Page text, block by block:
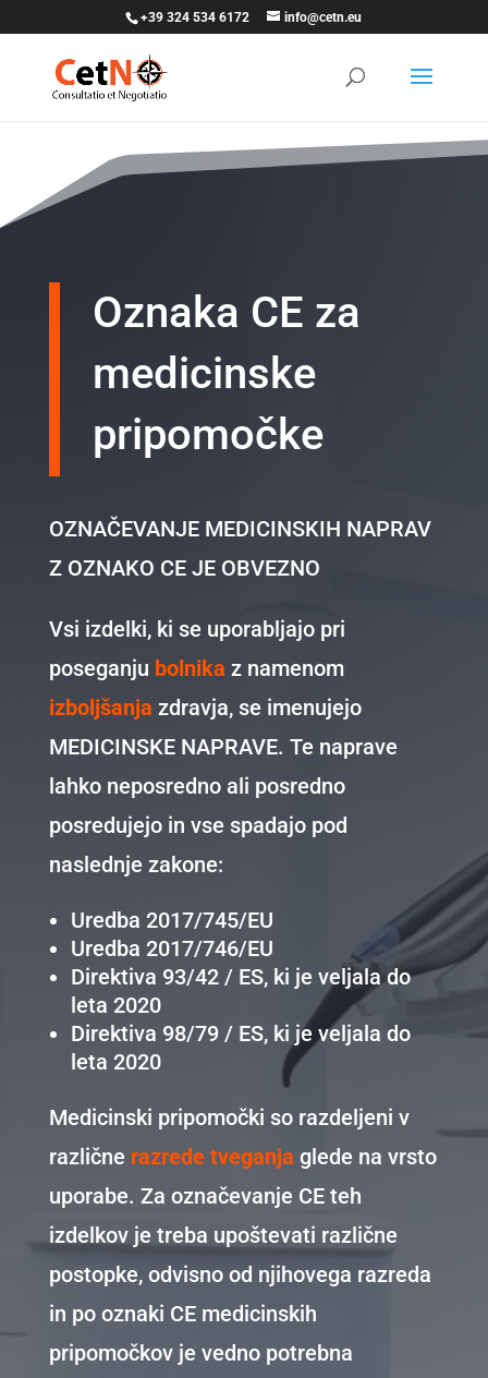
+39 324 534 6172 info@cetn.eu
Oznaka CE za
medicinske
pripomočke
OZNAČEVANJE MEDICINSKIH NAPRAV
Z OZNAKO CE JE OBVEZNO
Vsi izdelki, ki se uporabljajo pri
poseganju bolnika z namenom
izboljšanja zdravja, se imenujejo
MEDICINSKE NAPRAVE. Te naprave
lahko neposredno ali posredno
posredujejo in vse spadajo pod
naslednje zakone:
Uredba 2017/745/EU
Uredba 2017/746/EU
Direktiva 93/42 / ES, ki je veljala do
leta 2020
Direktiva 98/79 / ES, ki je veljala do
leta 2020
Medicinski pripomočki so razdeljeni v
različne razrede tveganja glede na vrsto
uporabe. Za označevanje CE teh
izdelkov je treba upoštevati različne
postopke, odvisno od njihovega razreda
in po oznaki CE medicinskih
pripomočkov je vedno potrebna